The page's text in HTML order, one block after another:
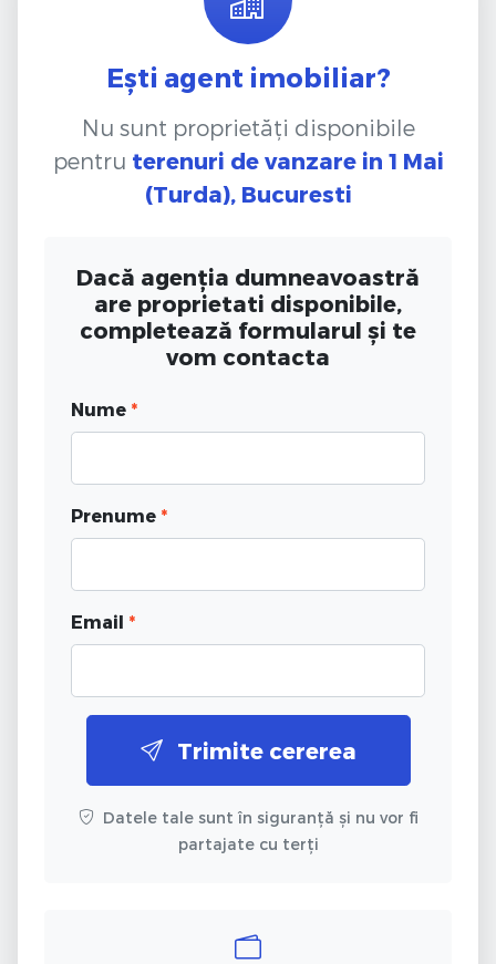
Ești agent imobiliar?
Nu sunt proprietăți disponibile
pentru terenuri de vanzare in 1 Mai
(Turda), Bucuresti
Dacă agenția dumneavoastră
are proprietati disponibile,
completează formularul și te
vom contacta
Nume *
Prenume *
Email *
Trimite cererea
Datele tale sunt în siguranță și nu vor fi
partajate cu terți